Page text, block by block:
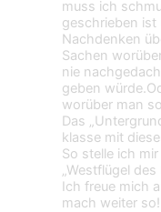
muss ich
geschrieben ist
Nachdenken
Sachen
nie
geben
worüber man
Das
klasse mit
So stelle ich
„Westflügel
Ich freue mich
mach weiter